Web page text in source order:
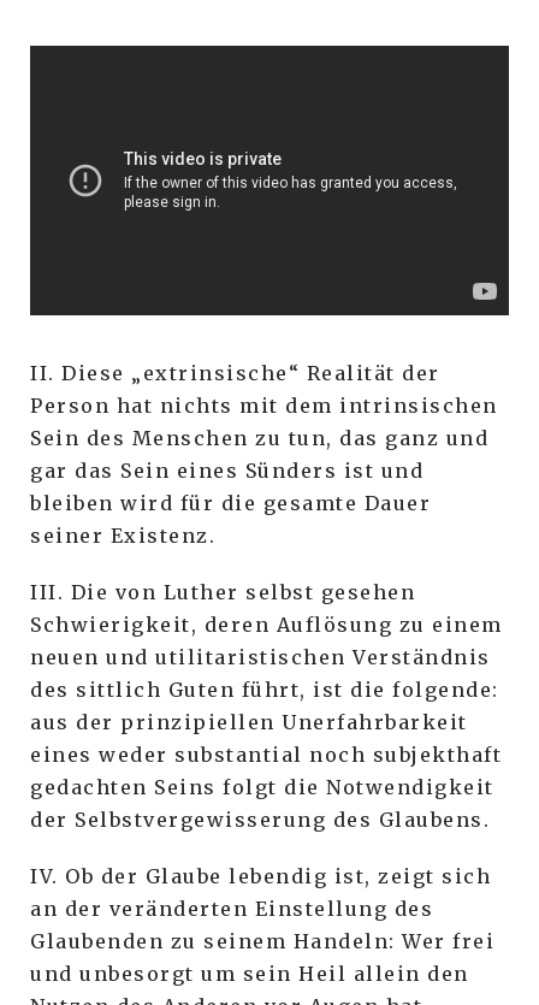
II. Diese „extrinsische“ Realität der
Person hat nichts mit dem intrinsischen
Sein des Menschen zu tun, das ganz und
gar das Sein eines Sünders ist und
bleiben wird für die gesamte Dauer
seiner Existenz.
III. Die von Luther selbst gesehen
Schwierigkeit, deren Auflösung zu einem
neuen und utilitaristischen Verständnis
des sittlich Guten führt, ist die folgende:
aus der prinzipiellen Unerfahrbarkeit
eines weder substantial noch subjekthaft
gedachten Seins folgt die Notwendigkeit
der Selbstvergewisserung des Glaubens.
IV. Ob der Glaube lebendig ist, zeigt sich
an der veränderten Einstellung des
Glaubenden zu seinem Handeln: Wer frei
und unbesorgt um sein Heil allein den